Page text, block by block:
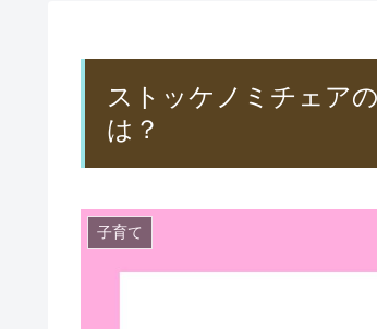
ストッケノミチェア
は？
子育て